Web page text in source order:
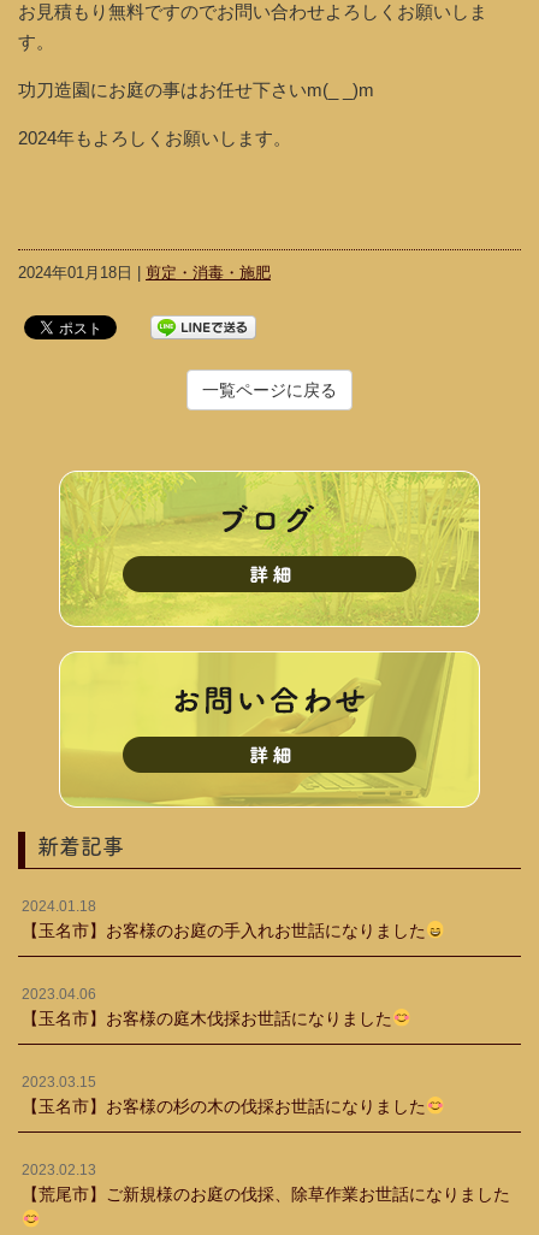
お見積もり無料ですのでお問い合わせよろしくお願いしま
す。
功刀造園にお庭の事はお任せ下さいm(_ _)m
2024年もよろしくお願いします。
2024年01月18日 | 剪定・消毒・施肥
一覧ページに戻る
新着記事
2024.01.18
【玉名市】お客様のお庭の手入れお世話になりました
2023.04.06
【玉名市】お客様の庭木伐採お世話になりました
2023.03.15
【玉名市】お客様の杉の木の伐採お世話になりました
2023.02.13
【荒尾市】ご新規様のお庭の伐採、除草作業お世話になりました